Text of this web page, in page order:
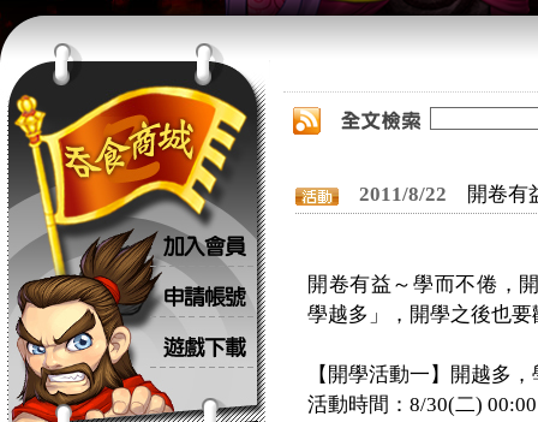
2011/8/22 開卷有
開卷有益～學而不倦，
學越多」，開學之後也
【開學活動一】開越多
活動時間：8/30(二)